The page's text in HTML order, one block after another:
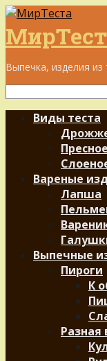
Перейти
к
контенту
Выпечка, изделия из
Поиск:
Виды теста
Пресное
Вареные
Лапша
Выпечные
Пироги
К
Разная